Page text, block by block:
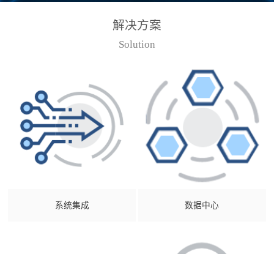
解决方案
Solution
系统集成 数据中心